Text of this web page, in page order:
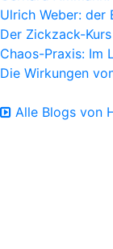
Ulrich Weber: der
Der Zickzack-
Chaos-Praxis: Im
Die Wirkungen
Alle Blogs von